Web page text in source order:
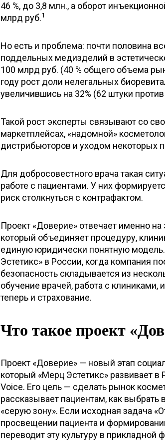
46 %, до 3,8 млн., а оборот
млрд руб.1
Но есть и проблема: почти половина
поддельных медизделий в
100 млрд руб. (40 % общего объема
году рост доли нелегальных
увеличившись на 32% (62 штуки
Такой рост эксперты связывают со
маркетплейсах, «надомной»
дистрибьюторов и уходом некоторых
Для добросовестного врача такая
работе с пациентами. У них
риск столкнуться с контрафактом.
Проект «Доверие» отвечает именно
который объединяет процедуру,
единую юридически понятную
Эстетикс» в России, когда компания
безопасность складывается из
обучение врачей, работа с
теперь и страхование.
Что такое проект
Проект «Доверие» — новый этап
который «Мерц Эстетикс» развивает
Voice. Его цель — сделать рынок
рассказывает пациентам, как выбрать
«серую зону». Если исходная задача
просвещении пациента и
переводит эту культуру в прикладной